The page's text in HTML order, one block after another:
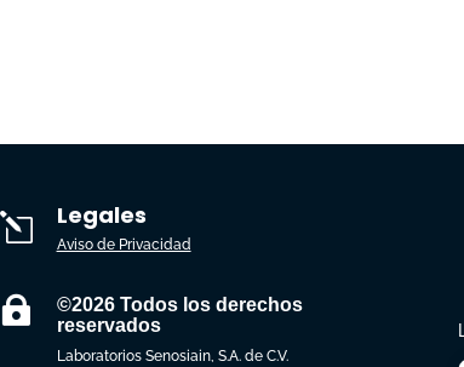
l Legales
Aviso de Privacidad

©2026 Todos los derechos
reservados
Laboratorios Senosiain, S.A. de C.V.